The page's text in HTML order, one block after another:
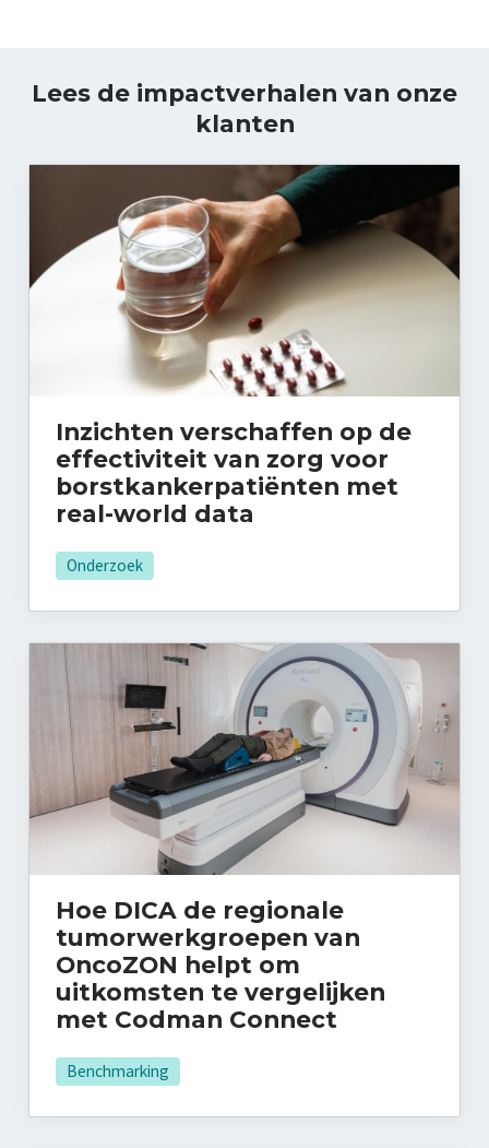
Lees de impactverhalen van onze
klanten
Inzichten verschaffen op de
effectiviteit van zorg voor
borstkankerpatiënten met
real-world data
Onderzoek
Hoe DICA de regionale
tumor­werkgroepen van
OncoZON helpt om
uitkomsten te vergelijken
met Codman Connect
Benchmarking